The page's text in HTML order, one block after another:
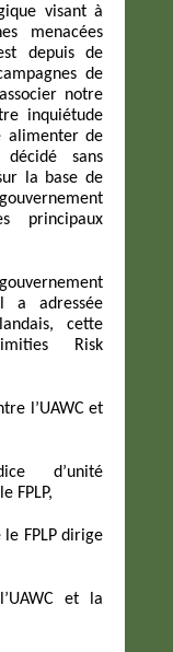
visant à
menacées
depuis de
de
notre
inquiétude
alimenter de
sans
la base de
principaux
a adressée
cette
Risk
l’UAWC et
d’unité
FPLP,
FPLP dirige
et la